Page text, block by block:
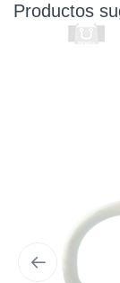
Productos